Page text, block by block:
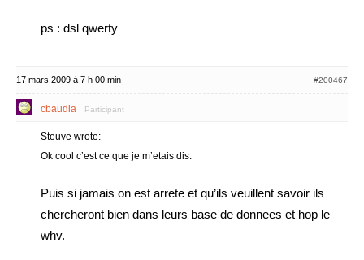
ps : dsl qwerty
17 mars 2009 à 7 h 00 min #200467
cbaudia Participant
Steuve wrote:
Ok cool c’est ce que je m’etais dis.
Puis si jamais on est arrete et qu’ils veuillent savoir ils
chercheront bien dans leurs base de donnees et hop le
whv.